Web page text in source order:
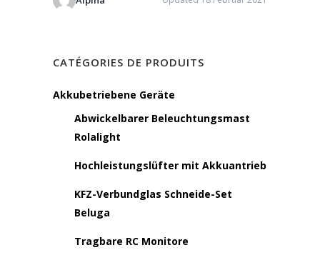
CATÉGORIES DE PRODUITS
Akkubetriebene Geräte
Abwickelbarer Beleuchtungsmast
Rolalight
Hochleistungslüfter mit Akkuantrieb
KFZ-Verbundglas Schneide-Set
Beluga
Tragbare RC Monitore